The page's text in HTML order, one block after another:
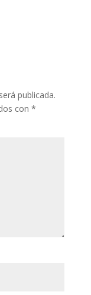
publicada.
con *